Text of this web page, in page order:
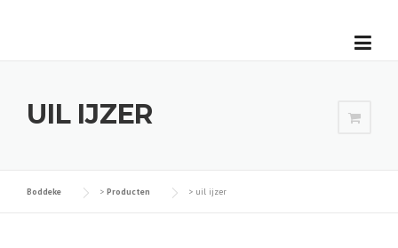
UIL IJZER
Boddeke > Producten > uil ijzer